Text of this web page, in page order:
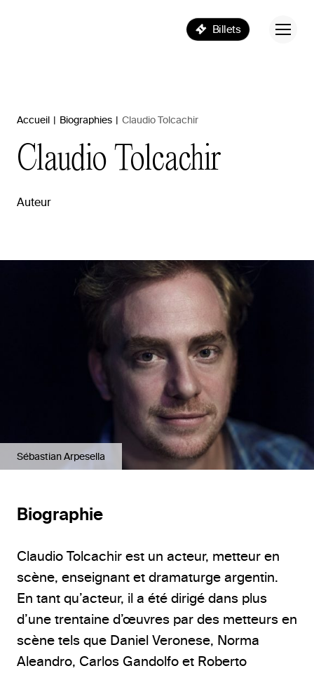
Billets
Accueil | Biographies | Claudio Tolcachir
Claudio Tolcachir
Auteur
Sébastian Arpesella
Biographie
Claudio Tolcachir est un acteur, metteur en
scène, enseignant et dramaturge argentin.
En tant qu’acteur, il a été dirigé dans plus
d’une trentaine d’œuvres par des metteurs en
scène tels que Daniel Veronese, Norma
Aleandro, Carlos Gandolfo et Roberto